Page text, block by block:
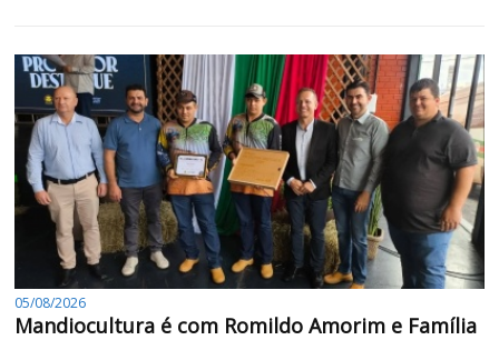
05/08/2026
Mandiocultura é com Romildo Amorim e Família